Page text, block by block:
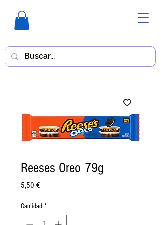
Reeses Oreo 79g
5,50 €Precio
Cantidad *